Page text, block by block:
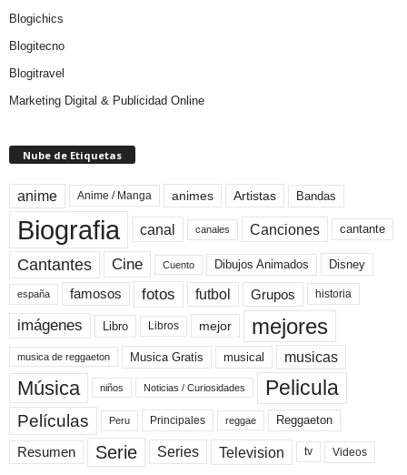
Blogichics
Blogitecno
Blogitravel
Marketing Digital & Publicidad Online
Nube de Etiquetas
anime Anime / Manga animes Artistas Bandas
Biografia canal canales Canciones cantante
Cantantes Cine Cuento Dibujos Animados Disney
españa famosos fotos futbol Grupos historia
imágenes Libro Libros mejor mejores
musica de reggaeton Musica Gratis musical musicas
Música niños Noticias / Curiosidades Pelicula
Películas Peru Principales reggae Reggaeton
Resumen Serie Series Television tv Videos